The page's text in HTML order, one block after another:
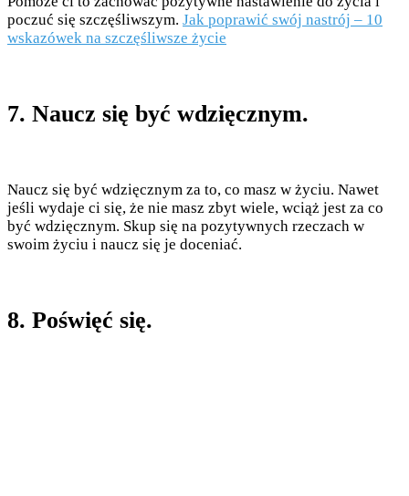
poczuć się szczęśliwszym. Jak poprawić swój nastrój – 10
wskazówek na szczęśliwsze życie
7. Naucz się być wdzięcznym.
Naucz się być wdzięcznym za to, co masz w życiu. Nawet
jeśli wydaje ci się, że nie masz zbyt wiele, wciąż jest za co
być wdzięcznym. Skup się na pozytywnych rzeczach w
swoim życiu i naucz się je doceniać.
8. Poświęć się.